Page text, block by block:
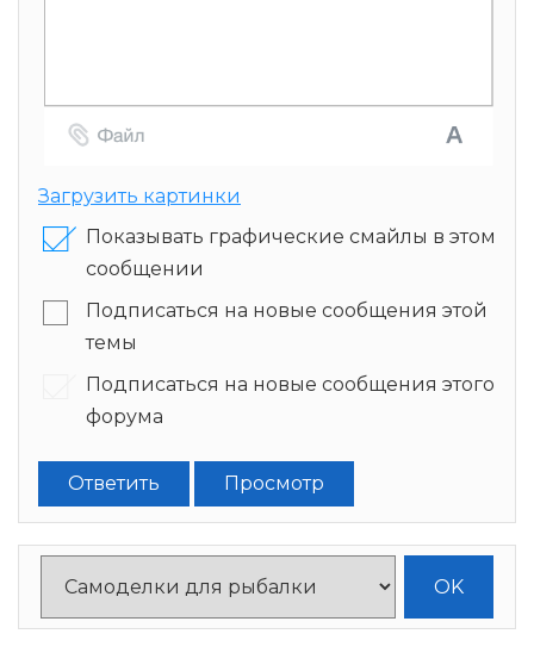
Загрузить картинки
Показывать графические смайлы в этом
сообщении
Подписаться на новые сообщения этой
темы
Подписаться на новые сообщения этого
форума
Ответить Просмотр